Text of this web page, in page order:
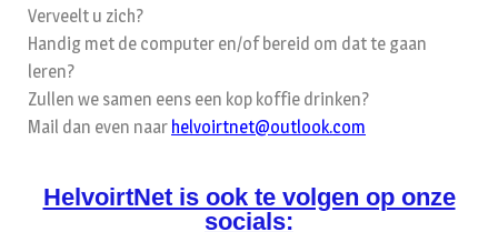
Verveelt u zich?
Handig met de computer en/of bereid om dat te gaan
leren?
Zullen we samen eens een kop koffie drinken?
Mail dan even naar helvoirtnet@outlook.com
HelvoirtNet is ook te volgen op onze
socials: